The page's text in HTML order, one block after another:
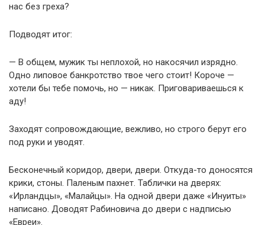
нас без греха?
Подводят итог:
— В общем, мужик ты неплохой, но накосячил изрядно.
Одно липовое банкротство твое чего стоит! Короче —
хотели бы тебе помочь, но — никак. Приговариваешься к
аду!
Заходят сопровождающие, вежливо, но строго берут его
под руки и уводят.
Бесконечный коридор, двери, двери. Откуда-то доносятся
крики, стоны. Паленым пахнет. Таблички на дверях:
«Ирландцы», «Малайцы». На одной двери даже «Инуиты»
написано. Доводят Рабиновича до двери с надписью
«Евреи».